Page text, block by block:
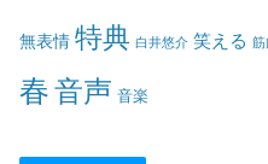
無表情 特典 白井悠介 笑える 筋
春音声 音楽